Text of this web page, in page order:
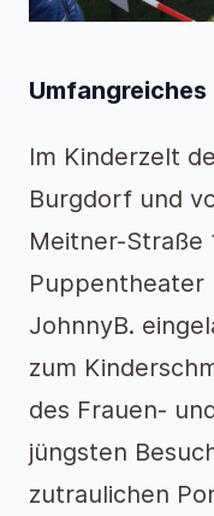
Im Kinderzelt
Burgdorf und
Meitner-Straße
Puppentheater
JohnnyB.
zum
des Frauen-
jüngsten
zutraulichen